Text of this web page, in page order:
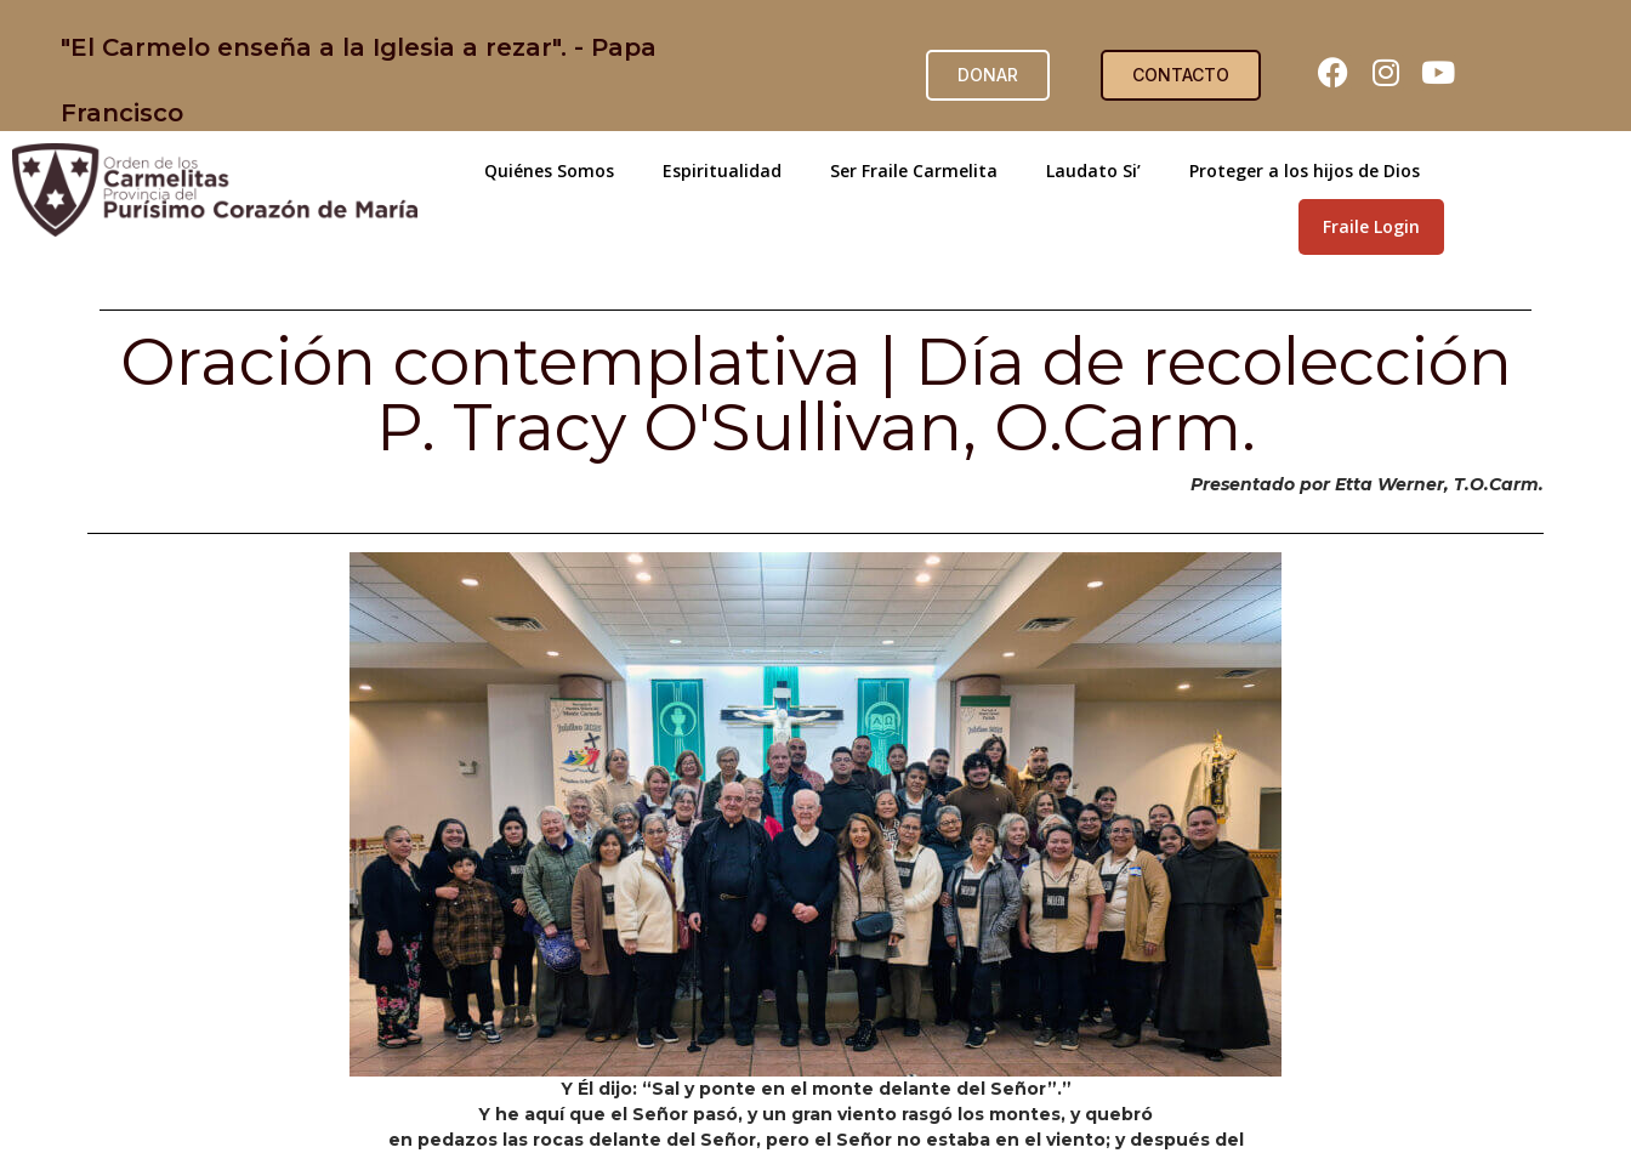
"El Carmelo enseña a la Iglesia a rezar". - Papa
Francisco
DONAR CONTACTO
Quiénes Somos Espiritualidad Ser Fraile Carmelita Laudato Si’ Proteger a los hijos de Dios
Fraile Login
Oración contemplativa | Día de recolección
P. Tracy O'Sullivan, O.Carm.
Presentado por Etta Werner, T.O.Carm.
Y Él dijo: “Sal y ponte en el monte delante del Señor”.”
Y he aquí que el Señor pasó, y un gran viento rasgó los montes, y quebró
en pedazos las rocas delante del Señor, pero el Señor no estaba en el viento; y después del